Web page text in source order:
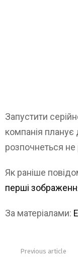
Запустити
компанія планує
розпочнеться не
Як раніше
перші
За матеріалами:
Previous article